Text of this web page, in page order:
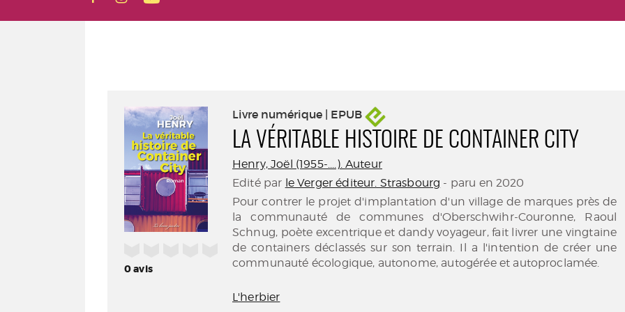
0avis
Livre numérique | EPUB
LA VÉRITABLE HISTOIRE DE CONTAINER CITY
Henry, Joël (1955-....). Auteur
Edité par le Verger éditeur. Strasbourg - paru en 2020
Pour contrer le projet d'implantation d'un village de marques près de
la communauté de communes d'Oberschwihr-Couronne, Raoul
Schnug, poète excentrique et dandy voyageur, fait livrer une vingtaine
de containers déclassés sur son terrain. Il a l'intention de créer une
communauté écologique, autonome, autogérée et autoproclamée.
L'herbier